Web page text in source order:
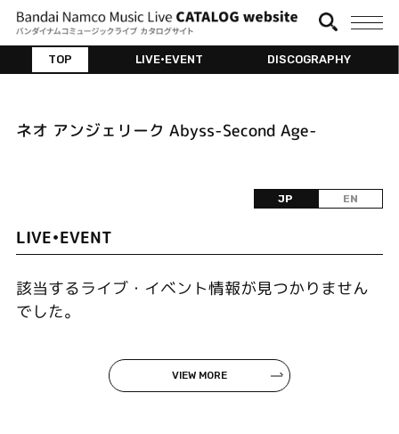
TOP LIVE•EVENT DISCOGRAPHY
ネオ アンジェリーク Abyss-Second Age-
JP EN
LIVE•EVENT
該当するライブ・イベント情報が見つかりません
でした。
VIEW MORE